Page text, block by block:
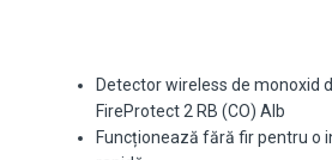
Detector wireless de monoxid
FireProtect 2 RB (CO) Alb
Funcționează fără fir pentru o